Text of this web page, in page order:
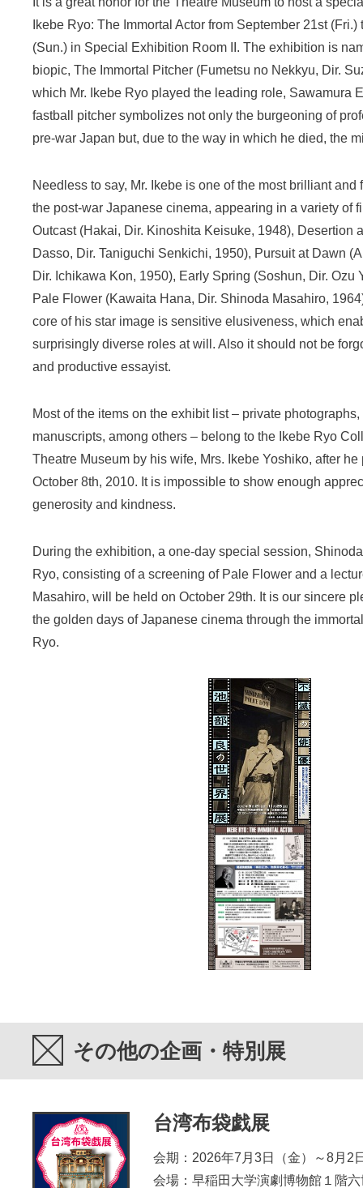
Ikebe Ryo: The Immortal Actor from September 21st
(Sun.) in Special Exhibition Room II. The exhibition is
biopic, The Immortal Pitcher (Fumetsu no Nekkyu, Dir.
which Mr. Ikebe Ryo played the leading role, Sawamura
fastball pitcher symbolizes not only the burgeoning of
pre-war Japan but, due to the way in which he died, the
Needless to say, Mr. Ikebe is one of the most brilliant and
the post-war Japanese cinema, appearing in a variety of
Outcast (Hakai, Dir. Kinoshita Keisuke, 1948), Desertion
Dasso, Dir. Taniguchi Senkichi, 1950), Pursuit at Dawn
Dir. Ichikawa Kon, 1950), Early Spring (Soshun, Dir. Ozu
Pale Flower (Kawaita Hana, Dir. Shinoda Masahiro,
core of his star image is sensitive elusiveness, which
surprisingly diverse roles at will. Also it should not be
and productive essayist.
Most of the items on the exhibit list – private
manuscripts, among others – belong to the Ikebe Ryo
Theatre Museum by his wife, Mrs. Ikebe Yoshiko, after
October 8th, 2010. It is impossible to show enough
generosity and kindness.
During the exhibition, a one-day special session,
Ryo, consisting of a screening of Pale Flower and a
Masahiro, will be held on October 29th. It is our sincere
the golden days of Japanese cinema through the
Ryo.
その他の企画・特別展
台湾布袋戯展
会期：2026年7月3日（金）～8月2
会場：早稲田大学演劇博物館１階